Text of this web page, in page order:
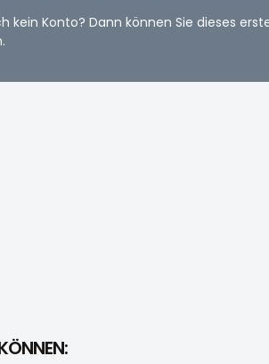
kein Konto? Dann können Sie dieses